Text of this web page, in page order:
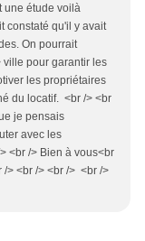
une étude voilà
constaté qu'il y avait
On pourrait
ville pour garantir les
les propriétaires
du locatif. <br /> <br
je pensais
avec les
<br /> Bien à vous<br
/> <br /> <br /> <br />